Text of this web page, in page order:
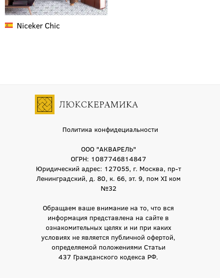
Niceker Chic
Политика конфидециальности
ООО "АКВАРЕЛЬ"
ОГРН: 1087746814847
Юридический адрес: 127055, г. Москва, пр-т
Ленинградский, д. 80, к. 66, эт. 9, пом XI ком
№32
Обращаем ваше внимание на то, что вся
информация представлена на сайте в
ознакомительных целях и ни при каких
условиях не является публичной офертой,
определяемой положениями Статьи
437 Гражданского кодекса РФ.